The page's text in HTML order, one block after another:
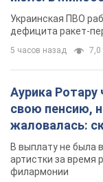
Украинская ПВО
дефицита ракет-
5 часов назад 7,0
Аурика Ротару
свою пенсию,
жаловалась:
певица
В выплату не была
артистки за время
филармонии